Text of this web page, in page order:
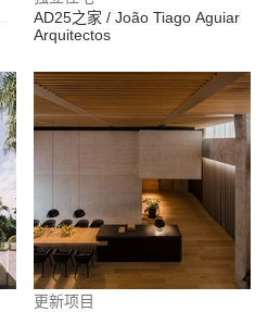
AD25之家 / João Tiago Aguiar
Arquitectos
更新项目